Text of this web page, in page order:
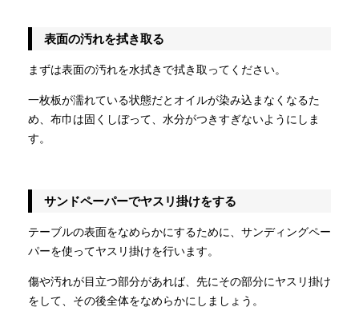
表面の汚れを拭き取る
まずは表面の汚れを水拭きで拭き取ってください。
一枚板が濡れている状態だとオイルが染み込まなくなるた
め、布巾は固くしぼって、水分がつきすぎないようにしま
す。
サンドペーパーでヤスリ掛けをする
テーブルの表面をなめらかにするために、サンディングペー
パーを使ってヤスリ掛けを行います。
傷や汚れが目立つ部分があれば、先にその部分にヤスリ掛け
をして、その後全体をなめらかにしましょう。